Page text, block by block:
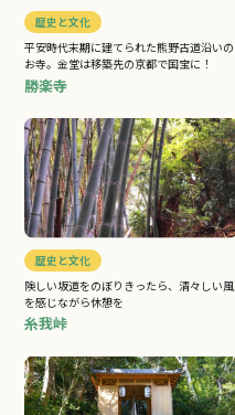
歴史と文化
平安時代末期に建てられた熊野古道沿いの
お寺。金堂は移築先の京都で国宝に！
勝楽寺
歴史と文化
険しい坂道をのぼりきったら、清々しい風
を感じながら休憩を
糸我峠